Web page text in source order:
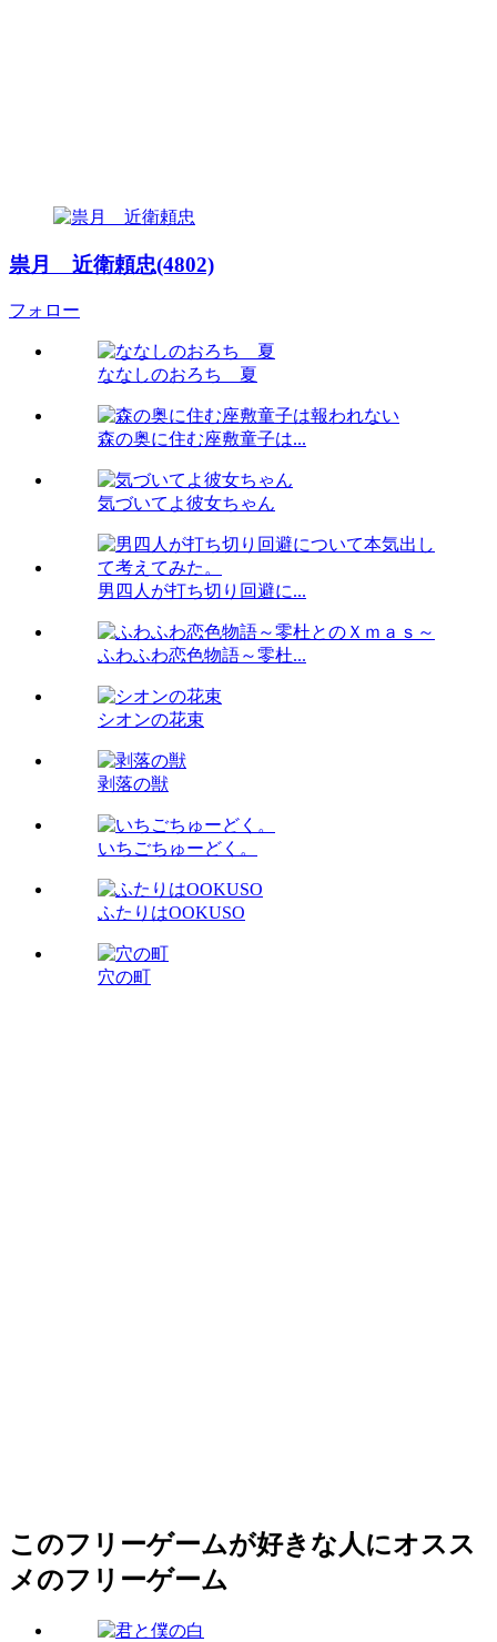
祟月 近衛頼忠(4802)
フォロー
ななしのおろち 夏
森の奥に住む座敷童子は...
気づいてよ彼女ちゃん
男四人が打ち切り回避に...
ふわふわ恋色物語～零杜...
シオンの花束
剥落の獣
いちごちゅーどく。
ふたりはOOKUSO
穴の町
このフリーゲームが好きな人にオスス
メのフリーゲーム